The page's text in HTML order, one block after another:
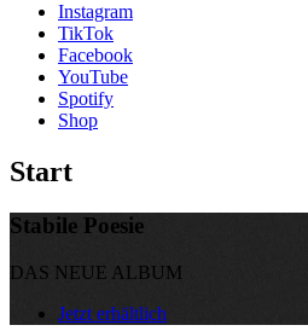
Instagram
TikTok
Facebook
YouTube
Spotify
Shop
Start
Stabile Poesie
DAS NEUE ALBUM
Jetzt erhältlich